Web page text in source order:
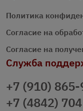
Политика
Согласие на
Согласие на
Служба
+7 (910)
+7 (4842)